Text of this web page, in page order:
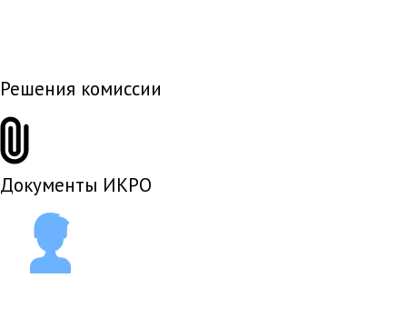
Решения комиссии
Документы ИКРО